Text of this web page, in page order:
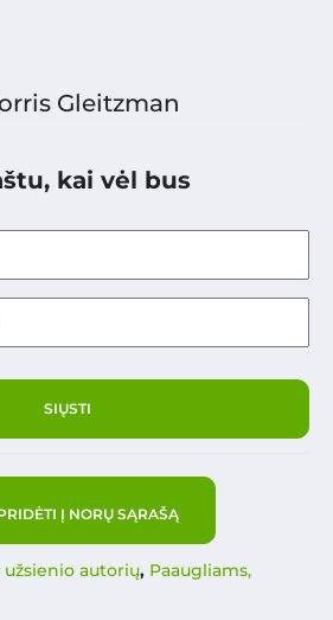
Gleitzman
kai vėl bus
Į NORŲ SĄRAŠĄ
užsienio autorių, Paaugliams,